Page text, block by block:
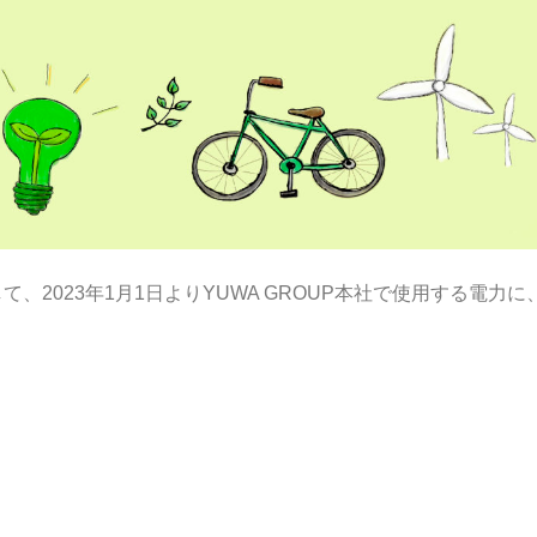
、2023年1月1日よりYUWA GROUP本社で使用する電力に